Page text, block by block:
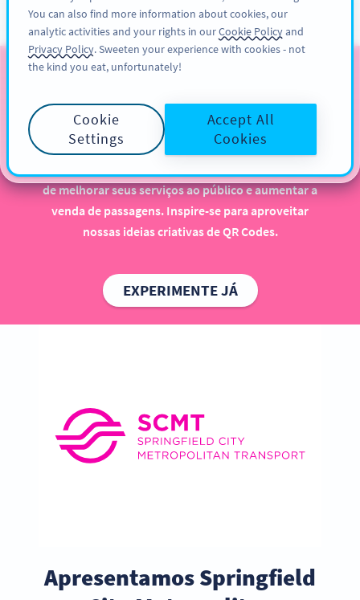
CADASTRE-SE
QR Code para Transporte
Público
Usar QR Codes para o transporte público traz
de melhorar seus serviços ao público e aumentar a
venda de passagens. Inspire-se para aproveitar
nossas ideias criativas de QR Codes.
EXPERIMENTE JÁ
Apresentamos Springfield
You can also find more information about cookies, our
analytic activities and your rights in ourCookie Policyand
Privacy Policy. Sweeten your experience with cookies - not
the kind you eat, unfortunately!
Cookie
Settings
Accept All
Cookies